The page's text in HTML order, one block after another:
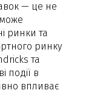
— це не
може
ринки та
ринку
та
події в
впливає